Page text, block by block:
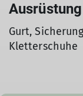
Ausrüstung
Gurt,
Kletterschuhe